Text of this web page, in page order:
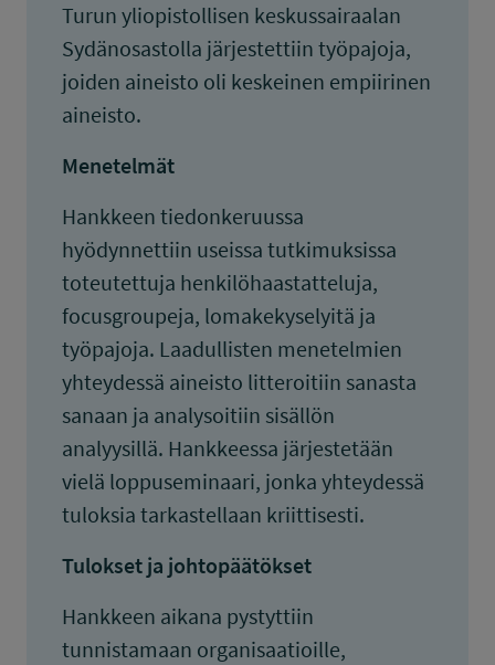
Turun yliopistollisen keskussairaalan
Sydänosastolla järjestettiin työpajoja,
joiden aineisto oli keskeinen empiirinen
aineisto.
Menetelmät
Hankkeen tiedonkeruussa
hyödynnettiin useissa tutkimuksissa
toteutettuja henkilöhaastatteluja,
focusgroupeja, lomakekyselyitä ja
työpajoja. Laadullisten menetelmien
yhteydessä aineisto litteroitiin sanasta
sanaan ja analysoitiin sisällön
analyysillä. Hankkeessa järjestetään
vielä loppuseminaari, jonka yhteydessä
tuloksia tarkastellaan kriittisesti.
Tulokset ja johtopäätökset
Hankkeen aikana pystyttiin
tunnistamaan organisaatioille,